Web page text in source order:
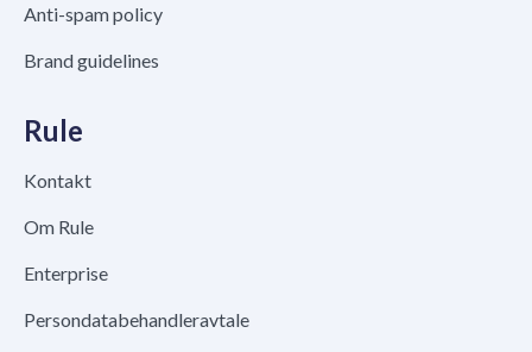
Anti-spam policy
Brand guidelines
Rule
Kontakt
Om Rule
Enterprise
Persondatabehandleravtale